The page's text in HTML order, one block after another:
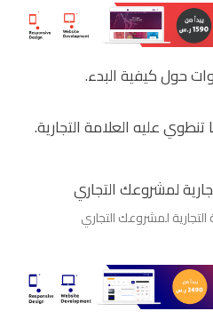
عليه العلامة التجارية.